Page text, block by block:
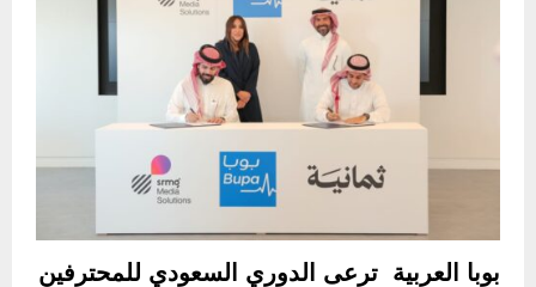
بوبا العربية ترعى الدوري السعودي للمحترفين